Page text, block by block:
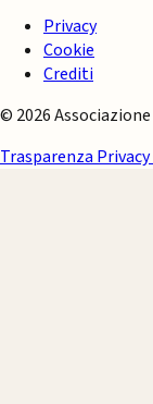
Privacy
Cookie
Crediti
© 2026
Trasparenza Privacy